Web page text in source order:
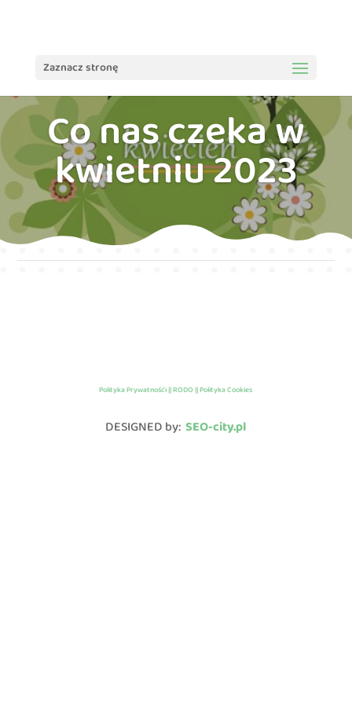
Zaznacz stronę
Co nas czeka w
kwietniu 2023
Polityka Prywatnośći || RODO || Polityka Cookies
DESIGNED by:SEO-city.pl